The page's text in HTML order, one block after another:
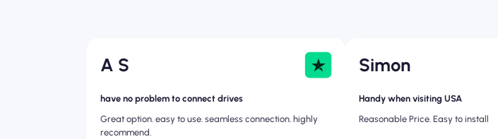
A S
have no problem to connect drives
Great option. easy to use. seamless connection. highly
recommend.
Simon
Handy when visiting USA
Reasonable Price. Easy to install